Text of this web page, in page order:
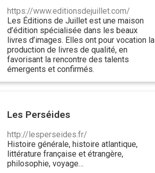
https://www.editionsdejuillet.com/
Les Éditions de Juillet est une maison
d’édition spécialisée dans les beaux
livres d’images. Elles ont pour vocation la
production de livres de qualité, en
favorisant la rencontre des talents
émergents et confirmés.
Les Perséides
http://lesperseides.fr/
Histoire générale, histoire atlantique,
littérature française et étrangère,
philosophie, voyage…